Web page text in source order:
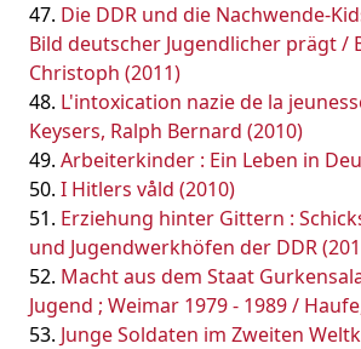
Die DDR und die Nachwende-
Bild deutscher Jugendlicher prägt /
Christoph (2011)
L'intoxication nazie de la
Keysers, Ralph Bernard (2010)
Arbeiterkinder : Ein Leben in
I Hitlers våld (2010)
Erziehung hinter Gittern :
und Jugendwerkhöfen der DDR
Macht aus dem Staat
Jugend ; Weimar 1979 - 1989 /
Junge Soldaten im Zweiten